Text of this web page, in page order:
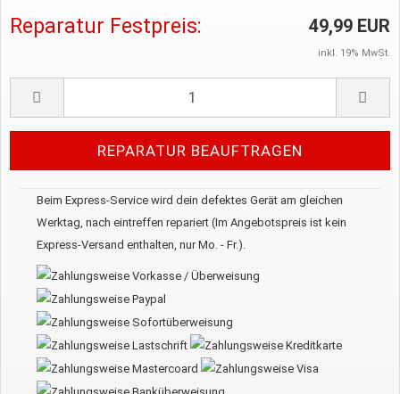
Reparatur Festpreis: 49,99 EUR
inkl. 19% MwSt.
Beim Express-Service wird dein defektes Gerät am gleichen
Werktag, nach eintreffen repariert (Im Angebotspreis ist kein
Express-Versand enthalten, nur Mo. - Fr.).